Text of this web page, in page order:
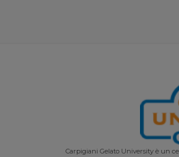
Carpigiani Gelato University è un